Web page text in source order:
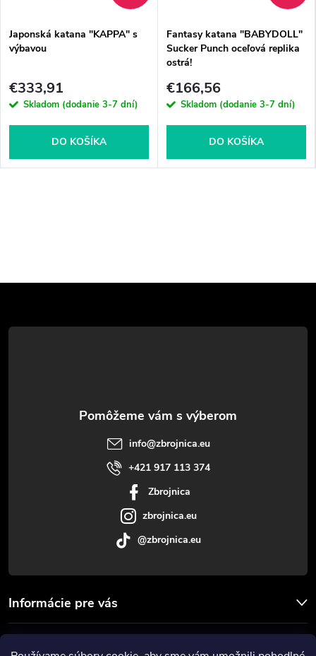
Japonská katana "KAPPA" s
výbavou
€333,91
Skladom (dodanie 3-7 dní)
DO KOŠÍKA
Fantasy katana "BABYDOLL"
Sucker Punch oceľová replika
ostrá!
€166,56
Skladom (dodanie 3-7 dní)
DO KOŠÍKA
á
Informácie pre vás
info@zbrojnica.eu
+421 917 113 374
Zbrojnica
zbrojnica.eu
@zbrojnica.eu